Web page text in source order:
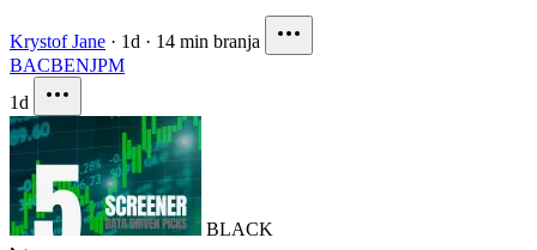
Krystof Jane · 1d · 14 min branja
BACBENJPM
1d
BLACK